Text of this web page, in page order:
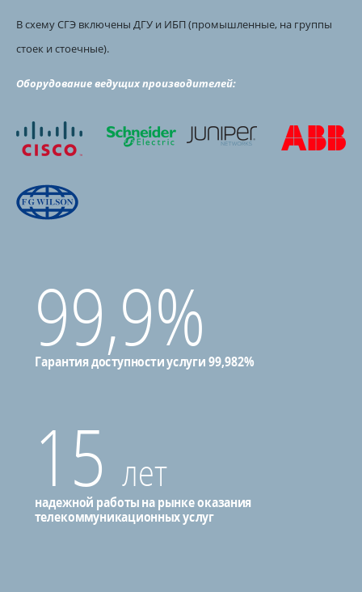
В схему СГЭ включены ДГУ и ИБП (промышленные, на группы
стоек и стоечные).
Оборудование ведущих производителей:
99,9%
Гарантия доступности услуги 99,982%
15лет
надежной работы на рынке оказания
телекоммуникационных услуг